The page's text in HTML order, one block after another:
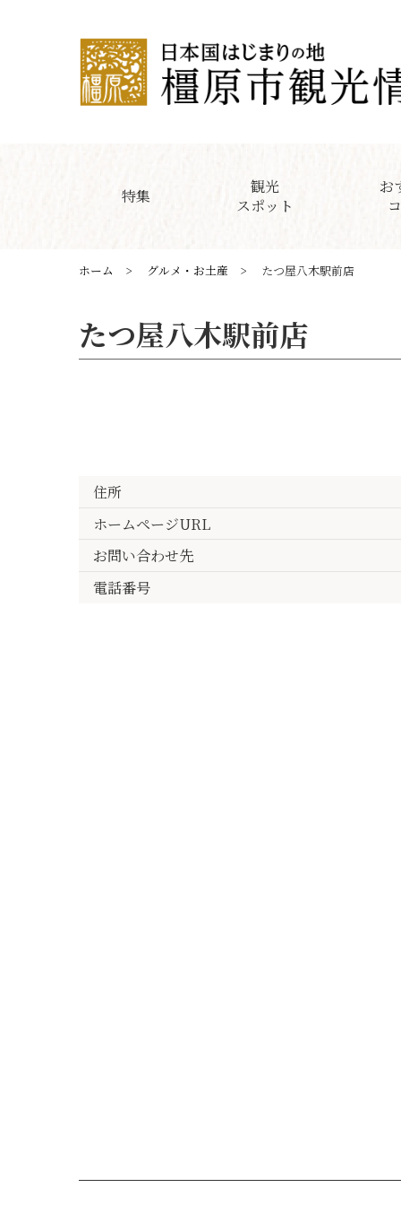
特集
観光
スポット
お
ホーム グルメ・お土産 たつ屋八木駅前店
たつ屋八木駅前店
住所
ホームページURL
お問い合わせ先
電話番号